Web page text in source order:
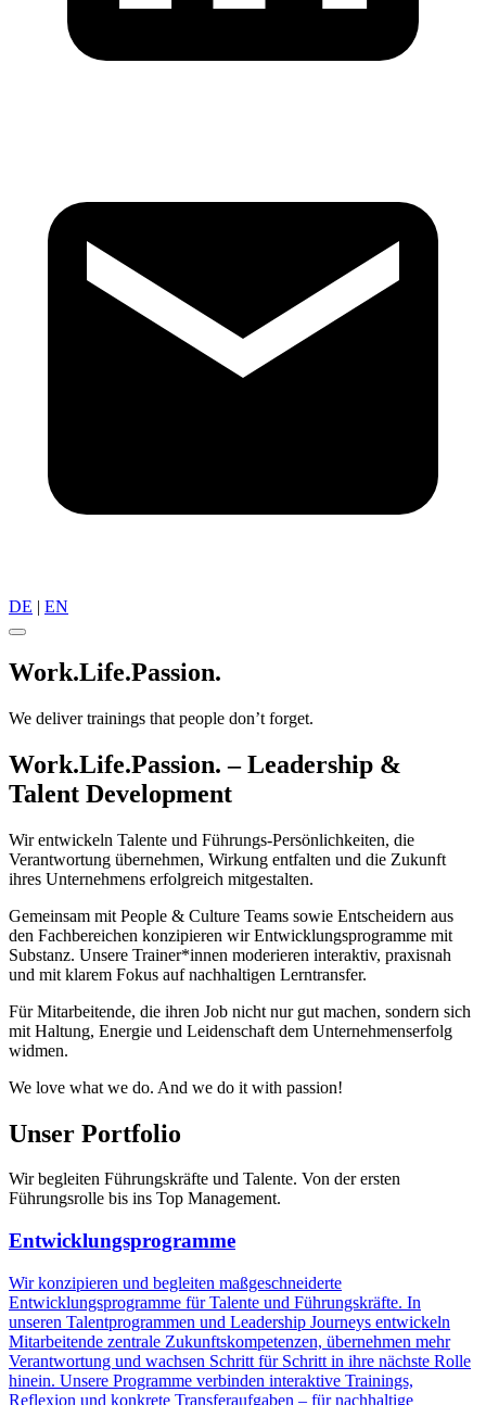
DE | EN
Work.Life.Passion.
We deliver trainings that people don’t forget.
Work.Life.Passion.– Leadership &
Talent Development
Wir entwickeln Talente und Führungs-Persönlichkeiten, die
Verantwortung übernehmen, Wirkung entfalten und die Zukunft
ihres Unternehmens erfolgreich mitgestalten.
Gemeinsam mit People & Culture Teams sowie Entscheidern aus
den Fachbereichen konzipieren wir Entwicklungsprogramme mit
Substanz. Unsere Trainer*innen moderieren interaktiv, praxisnah
und mit klarem Fokus auf nachhaltigen Lerntransfer.
Für Mitarbeitende, die ihren Job nicht nur gut machen, sondern sich
mit Haltung, Energie und Leidenschaft dem Unternehmenserfolg
widmen.
We love what we do. And we do it with passion!
Unser Portfolio
Wir begleiten Führungskräfte und Talente. Von der ersten
Führungsrolle bis ins Top Management.
Entwicklungsprogramme
Wir konzipieren und begleiten maßgeschneiderte
Entwicklungsprogramme für Talente und Führungskräfte. In
unseren Talentprogrammen und Leadership Journeys entwickeln
Mitarbeitende zentrale Zukunftskompetenzen, übernehmen mehr
Verantwortung und wachsen Schritt für Schritt in ihre nächste Rolle
hinein. Unsere Programme verbinden interaktive Trainings,
Reflexion und konkrete Transferaufgaben – für nachhaltige